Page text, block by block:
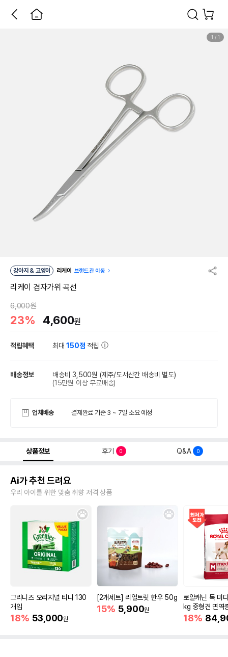
1 / 1
강아지 & 고양이 리케이 브랜드관 이동
리케이 겸자가위 곡선
6,000원
23% 4,600원
적립혜택 최대150점 적립
배송정보 배송비 3,500원 (제주/도서산간 배송비 별도)
(15만원 이상 무료배송)
업체배송 결제완료 기준 3 ~ 7일 소요 예정
상품정보 후기 0 Q&A 0
Ai가 추천 드려요
우리 아이를 위한 맞춤 취향 저격 상품
그리니즈 오리지널 티니 130
개입
18% 53,000원
[2개세트] 리얼트릿 한우 50g
15% 5,900원
로얄캐닌 독 미
kg 중형견 면역
18%